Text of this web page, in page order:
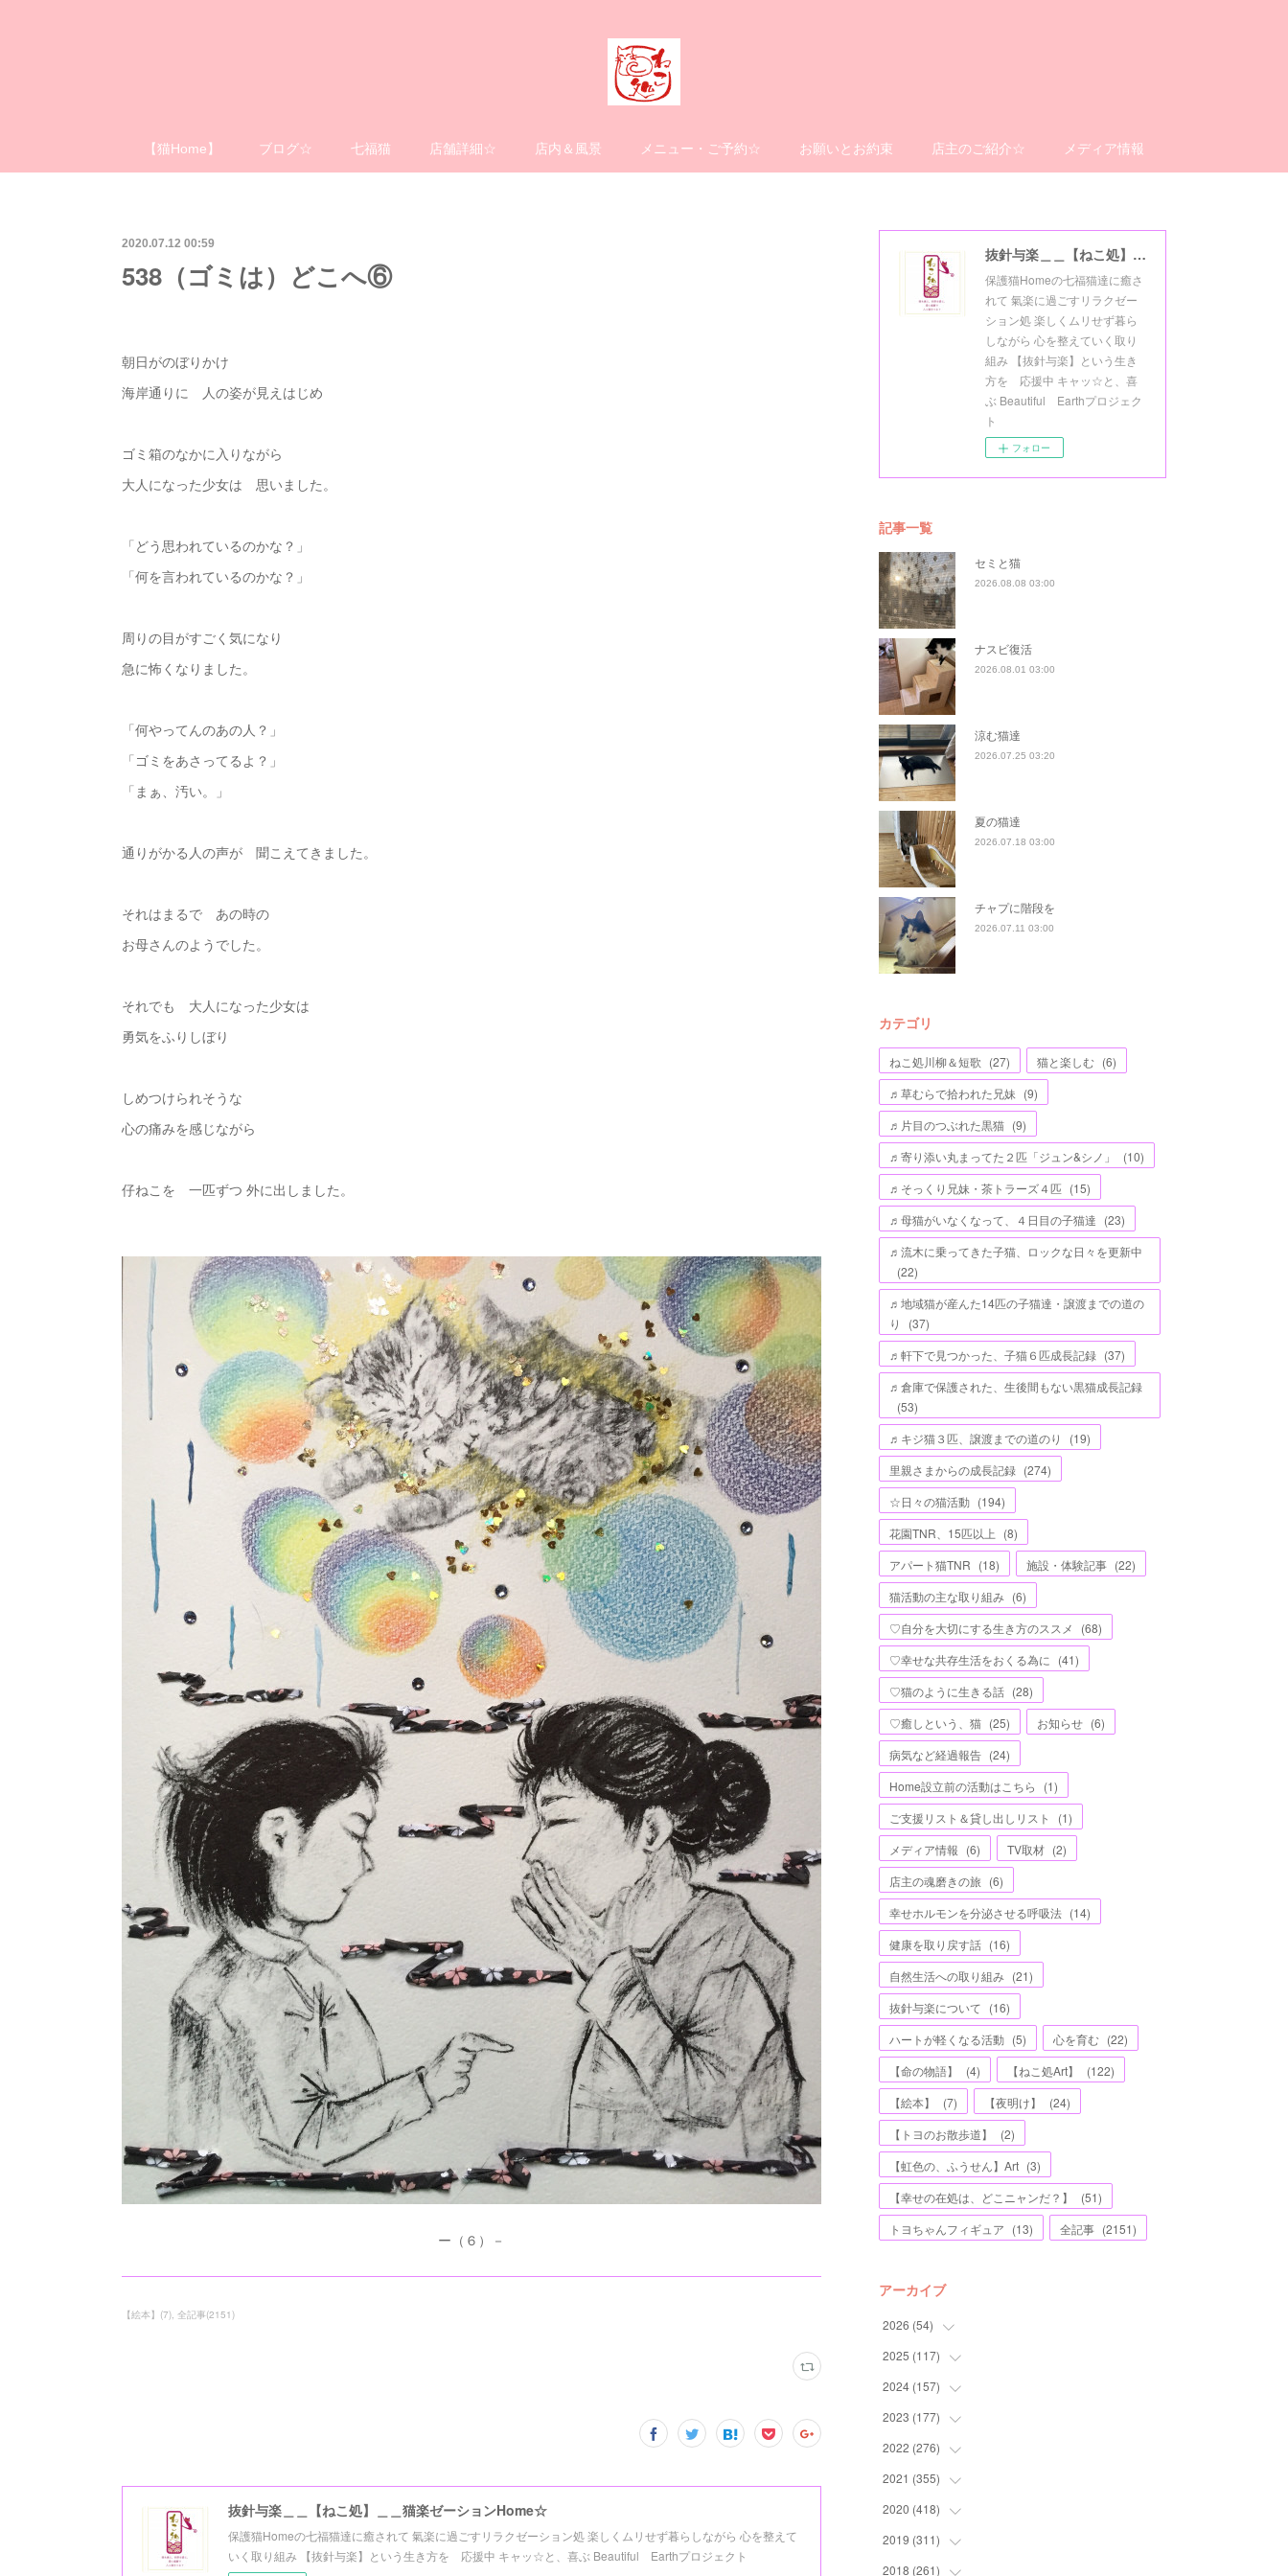
【猫Home】 ブログ☆ 七福猫 店舗詳細☆ 店内＆風景 メニュー・ご予約☆ お願いとお約束 店主のご紹介☆ メディア情報
2020.07.12 00:59
538（ゴミは）どこへ⑥
朝日がのぼりかけ
海岸通りに 人の姿が見えはじめ
ゴミ箱のなかに入りながら
大人になった少女は 思いました。
「どう思われているのかな？」
「何を言われているのかな？」
周りの目がすごく気になり
急に怖くなりました。
「何やってんのあの人？」
「ゴミをあさってるよ？」
「まぁ、汚い。」
通りがかる人の声が 聞こえてきました。
それはまるで あの時の
お母さんのようでした。
それでも 大人になった少女は
勇気をふりしぼり
しめつけられそうな
心の痛みを感じながら
仔ねこを 一匹ずつ 外に出しました。
ー（６）－
【絵本】 (7) 全記事(2151)
抜針与楽＿＿【ねこ処】＿＿猫楽ゼーションHome☆
保護猫Homeの七福猫達に癒されて 氣楽に過ごすリラクゼーション処 楽しくムリせず暮らしながら 心を整えて
いく取り組み 【抜針与楽】という生き方を 応援中 キャッ☆と、喜ぶ Beautiful Earthプロジェクト
抜針与楽＿＿【ねこ処】＿＿猫楽ゼーションHome☆
保護猫Homeの七福猫達に癒さ
れて 氣楽に過ごすリラクゼー
ション処 楽しくムリせず暮ら
しながら 心を整えていく取り
組み 【抜針与楽】という生き
方を 応援中 キャッ☆と、喜
ぶ Beautiful Earthプロジェク
ト
フォロー
記事一覧
セミと猫
2026.08.08 03:00
ナスビ復活
2026.08.01 03:00
涼む猫達
2026.07.25 03:20
夏の猫達
2026.07.18 03:00
チャプに階段を
2026.07.11 03:00
カテゴリ
ねこ処川柳＆短歌 (27) 猫と楽しむ (6)
♬草むらで拾われた兄妹 (9)
♬片目のつぶれた黒猫 (9)
♬寄り添い丸まってた２匹「ジュン&シノ」
(10)
♬そっくり兄妹・茶トラーズ４匹 (15)
♬母猫がいなくなって、４日目の子猫達 (23)
♬流木に乗ってきた子猫、ロックな日々を更新中
(22)
♬地域猫が産んた14匹の子猫達・譲渡までの道の
り
(37)
♬軒下で見つかった、子猫６匹成長記録 (37)
♬倉庫で保護された、生後間もない黒猫成長記録
(53)
♬キジ猫３匹、譲渡までの道のり
(19)
里親さまからの成長記録 (274)
☆日々の猫活動 (194)
花園TNR、15匹以上 (8)
アパート猫TNR (18) 施設・体験記事 (22)
猫活動の主な取り組み (6)
♡自分を大切にする生き方のススメ
(68)
♡幸せな共存生活をおくる為に (41)
♡猫のように生きる話 (28)
♡癒しという、猫 (25) お知らせ (6)
病気など経過報告 (24)
Home設立前の活動はこちら
(1)
ご支援リスト＆貸し出しリスト
(1)
メディア情報 (6) TV取材 (2)
店主の魂磨きの旅 (6)
幸せホルモンを分泌させる呼吸法 (14)
健康を取り戻す話 (16)
自然生活への取り組み (21)
抜針与楽について (16)
ハートが軽くなる活動 (5) 心を育む (22)
【命の物語】
(4) 【ねこ処Art】 (122)
【絵本】
(7) 【夜明け】 (24)
【トヨのお散歩道】
(2)
【虹色の、ふうせん】Art (3)
【幸せの在処は、どこニャンだ？】
(51)
トヨちゃんフィギュア (13) 全記事 (2151)
アーカイブ
2026 (54)
(2)
(5)
(7)
(11
(8)
(6)
(8)
( 7)
2025 (117)
(11
(12
(12
(13
(6)
(5)
(3)
2024 (157)
(13
(13
(10
(13
(11
(11
2023 (177)
(20
(10
(11
(13
(15
2022 (276)
(17
(16
(21
(21
2021 (355)
(19
(12
(16
2020 (418)
(44
(59
2019 (311)
(25
2018 (261)